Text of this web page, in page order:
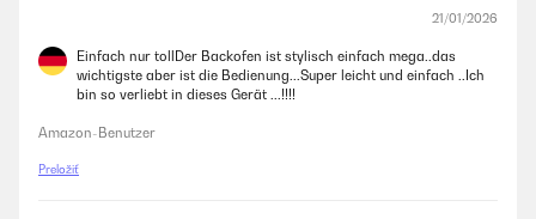
21/01/2026
Einfach nur tollDer Backofen ist stylisch einfach mega..das
wichtigste aber ist die Bedienung...Super leicht und einfach ..Ich
bin so verliebt in dieses Gerät ...!!!!
Amazon-Benutzer
Preložiť